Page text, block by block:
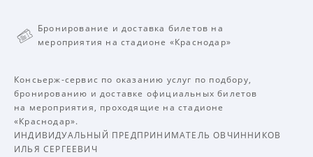
Бронирование и доставка билетов на
мероприятия на стадионе «Краснодар»
Консьерж-сервис по оказанию услуг по подбору,
бронированию и доставке официальных билетов
на мероприятия, проходящие на стадионе
«Краснодар».
ИНДИВИДУАЛЬНЫЙ ПРЕДПРИНИМАТЕЛЬ ОВЧИННИКОВ
ИЛЬЯ СЕРГЕЕВИЧ